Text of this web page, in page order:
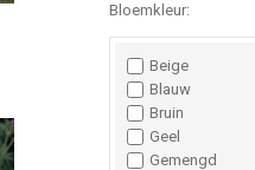
Bloemkleur:
Beige
Blauw
Bruin
Geel
Gemengd